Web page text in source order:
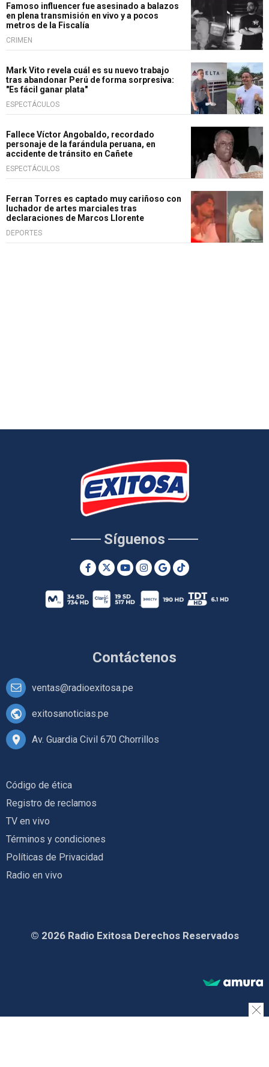
Famoso influencer fue asesinado a balazos
en plena transmisión en vivo y a pocos
metros de la Fiscalía
CRIMEN
Mark Vito revela cuál es su nuevo trabajo
tras abandonar Perú de forma sorpresiva:
"Es fácil ganar plata"
ESPECTÁCULOS
Fallece Víctor Angobaldo, recordado
personaje de la farándula peruana, en
accidente de tránsito en Cañete
ESPECTÁCULOS
Ferran Torres es captado muy cariñoso con
luchador de artes marciales tras
declaraciones de Marcos Llorente
DEPORTES
Contáctenos
ventas@radioexitosa.pe
exitosanoticias.pe
Av. Guardia Civil 670 Chorrillos
Síguenos
Código de ética
Registro de reclamos
TV en vivo
Términos y condiciones
Políticas de Privacidad
Radio en vivo
© 2026 Radio Exitosa Derechos Reservados